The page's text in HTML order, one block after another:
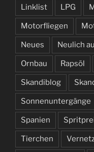
Linklist LPG
Motorfliegen
Neues Neulich
Ornbau Rapsöl
Skandiblog
Sonnenuntergänge
Spanien
Tierchen